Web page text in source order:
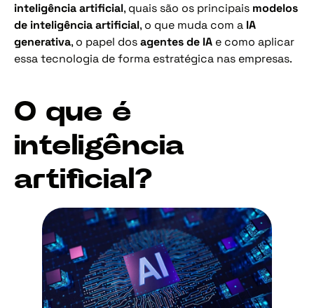
inteligência artificial, quais são os principais modelos
de inteligência artificial, o que muda com a IA
generativa, o papel dosagentes de IA e como aplicar
essa tecnologia de forma estratégica nas empresas.
O que é
inteligência
artificial?